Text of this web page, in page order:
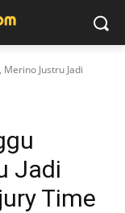
Justru Jadi
Jadi
Time